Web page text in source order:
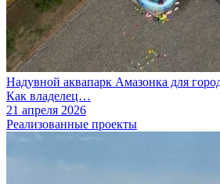
Надувной аквапарк Амазонка для
Как владелец…
21 апреля 2026
Реализованные проекты